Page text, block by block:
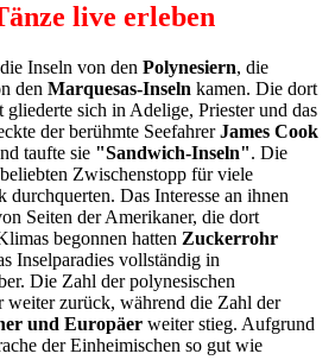
live erleben
Inseln von den Polynesiern, die
den Marquesas-Inseln kamen. Die dort
gliederte sich in Adelige, Priester und das
der berühmte SeefahrerJames Cook
taufte sie "Sandwich-Inseln". Die
Zwischenstopp für viele
durchquerten. Das Interesse an ihnen
Seiten der Amerikaner, die dort
begonnen hatten Zuckerrohr
Inselparadies vollständig in
Die Zahl der polynesischen
zurück, während die Zahl der
und Europäer weiter stieg. Aufgrund
der Einheimischen so gut wie